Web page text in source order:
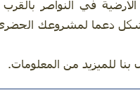
دعما لمشروعك الحضري
بنا للميزيد من المعلومات.